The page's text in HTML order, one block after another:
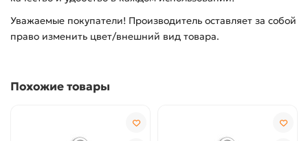
Уважаемые покупатели! Производитель оставляет за собой
право изменить цвет/внешний вид товара.
Похожие товары